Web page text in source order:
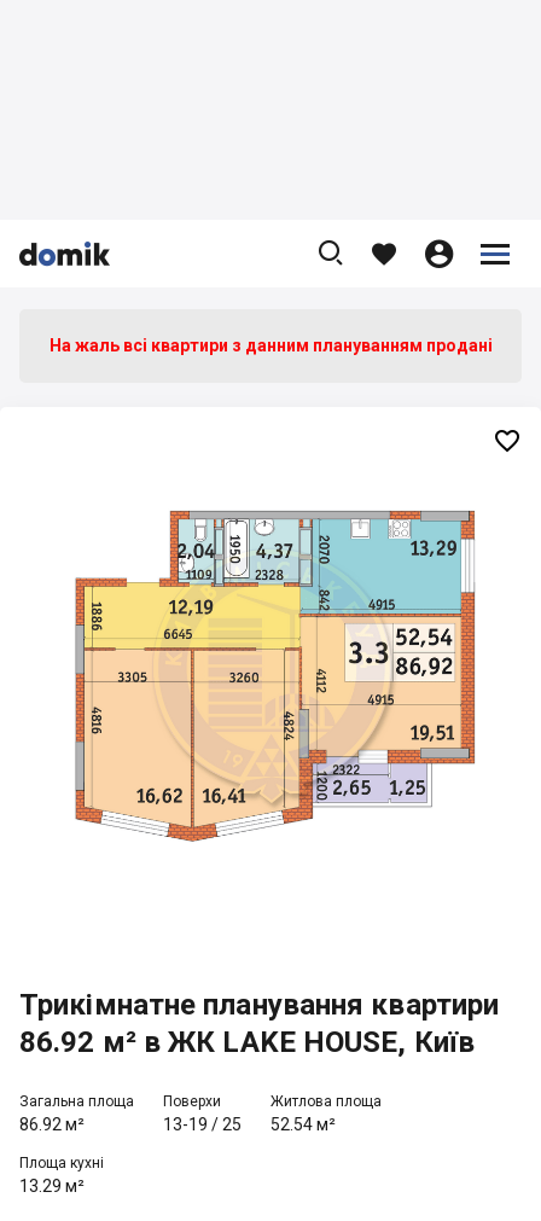


    


На жаль всі квартири з данним плануванням продані
Трикімнатне планування квартири
86.92 м² в ЖК LAKE HOUSE, Київ
Загальна площа
86.92 м²
Поверхи
13-19 /25
Житлова площа
52.54 м²
Площа кухні
13.29 м²
